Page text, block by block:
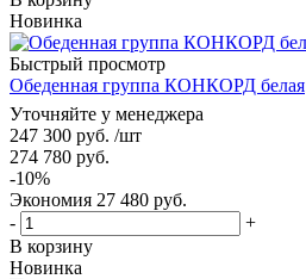
Новинка
Быстрый просмотр
Обеденная группа КОНКОРД белая
Уточняйте у менеджера
247 300 руб. /шт
274 780 руб.
-10%
Экономия 27 480 руб.
-
+
В корзину
Новинка